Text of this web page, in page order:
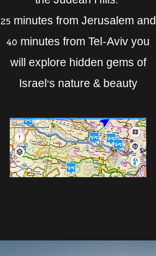
The Story of
הסיפור של מיולי
25 minutes from Jerusalem and
40 minutes from Tel-Aviv you
will explore hidden gems of
Israel's nature & beauty